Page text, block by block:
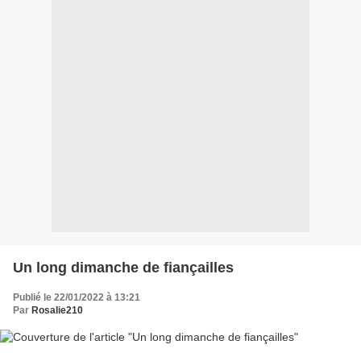
Un long dimanche de fiançailles
Publié le 22/01/2022 à 13:21
Par Rosalie210